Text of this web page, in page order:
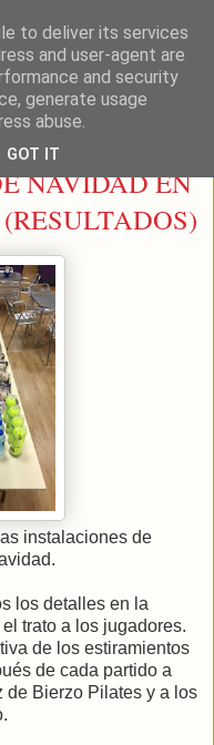
NAVIDAD EN
instalaciones de
los detalles en la
trato a los jugadores.
de los estiramientos
de cada partido a
de Bierzo Pilates y a los
to deliver its services
and user-agent are
and security
generate usage
abuse.
GOT IT